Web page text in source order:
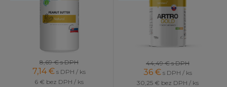
8,69 €s DPH
7,14 € s DPH / ks
6 € bez DPH / ks
44,49 €s DPH
36 € s DPH / ks
30,25 € bez DPH / ks